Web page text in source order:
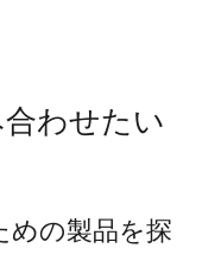
わせたい
めの製品を探